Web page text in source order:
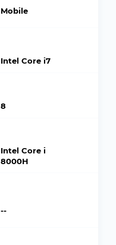
Mobile
Intel Core i7
8
Intel Core i
8000H
--